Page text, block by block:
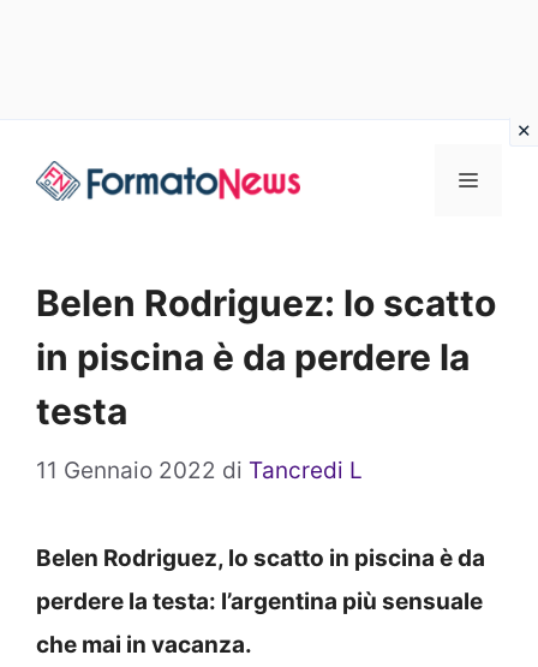
Menu
Belen Rodriguez: lo scatto
in piscina è da perdere la
testa
11 Gennaio 2022 di Tancredi L
Belen Rodriguez, lo scatto in piscina è da
perdere la testa: l’argentina più sensuale
che mai in vacanza.